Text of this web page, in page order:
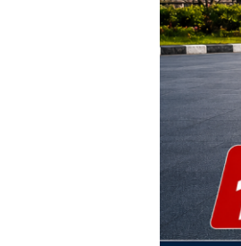
2
Jutaan